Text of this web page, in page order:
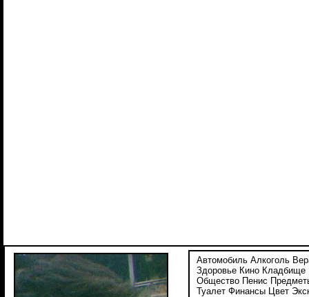
Автомобиль Алкоголь
Здоровье Кино Кладбище
Общество Пенис
Туалет Финансы Цвет